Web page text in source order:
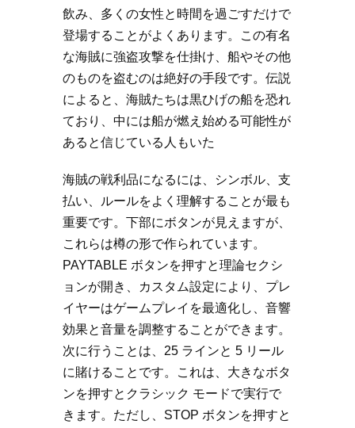
飲み、多くの女性と時間を過ごすだけで
登場することがよくあります。この有名
な海賊に強盗攻撃を仕掛け、船やその他
のものを盗むのは絶好の手段です。伝説
によると、海賊たちは黒ひげの船を恐れ
ており、中には船が燃え始める可能性が
あると信じている人もいた
海賊の戦利品になるには、シンボル、支
払い、ルールをよく理解することが最も
重要です。下部にボタンが見えますが、
これらは樽の形で作られています。
PAYTABLE ボタンを押すと理論セクシ
ョンが開き、カスタム設定により、プレ
イヤーはゲームプレイを最適化し、音響
効果と音量を調整することができます。
次に行うことは、25 ラインと 5 リール
に賭けることです。これは、大きなボタ
ンを押すとクラシック モードで実行で
きます。ただし、STOP ボタンを押すと